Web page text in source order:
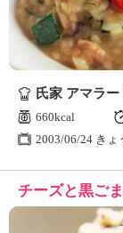
氏家 アマラー
660kcal
2003/06/24 き
チーズと黒ご